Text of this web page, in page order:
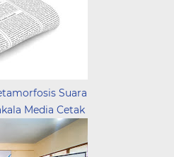
Suara
Media Cetak